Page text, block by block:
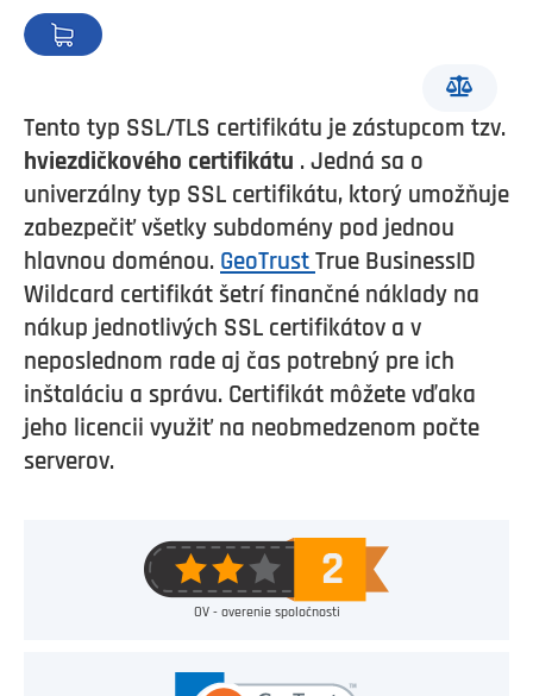
Tento typ SSL/TLS certifikátu je zástupcom tzv.
hviezdičkového certifikátu . Jedná sa o
univerzálny typ SSL certifikátu, ktorý umožňuje
zabezpečiť všetky subdomény pod jednou
hlavnou doménou. GeoTrust True BusinessID
Wildcard certifikát šetrí finančné náklady na
nákup jednotlivých SSL certifikátov a v
neposlednom rade aj čas potrebný pre ich
inštaláciu a správu. Certifikát môžete vďaka
jeho licencii využiť na neobmedzenom počte
serverov.
OV - overenie spoločnosti